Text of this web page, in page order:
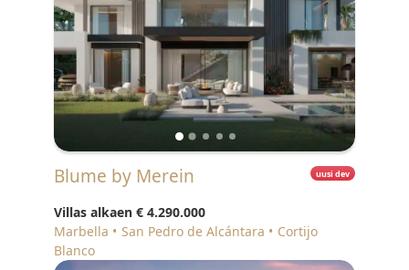
uusi dev
Blume by Merein
Villas alkaen € 4.290.000
Marbella
San Pedro de Alcántara
Cortijo
Blanco